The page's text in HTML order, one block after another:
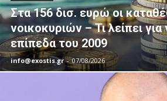
Στα 156 δισ. ευρώ οι
νοικοκυριών – Τι λείπει
επίπεδα του 2009
info@exostis.gr - 07/08/2026